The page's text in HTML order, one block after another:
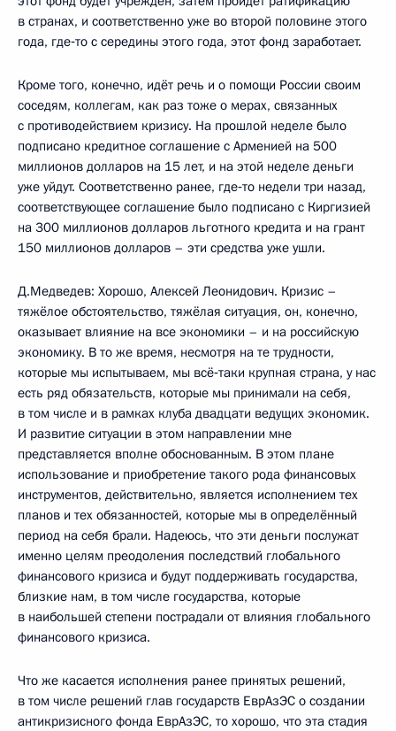
в странах, и соответственно уже во второй половине этого
года, где‑то с середины этого года, этот фонд заработает.
Кроме того, конечно, идёт речь и о помощи России своим
соседям, коллегам, как раз тоже о мерах, связанных
с противодействием кризису. На прошлой неделе было
подписано кредитное соглашение с Арменией на 500
миллионов долларов на 15 лет, и на этой неделе деньги
уже уйдут. Соответственно ранее, где‑то недели три назад,
соответствующее соглашение было подписано с Киргизией
на 300 миллионов долларов льготного кредита и на грант
150 миллионов долларов – эти средства уже ушли.
Д.Медведев: Хорошо, Алексей Леонидович. Кризис –
тяжёлое обстоятельство, тяжёлая ситуация, он, конечно,
оказывает влияние на все экономики – и на российскую
экономику. В то же время, несмотря на те трудности,
которые мы испытываем, мы всё‑таки крупная страна, у нас
есть ряд обязательств, которые мы принимали на себя,
в том числе и в рамках клуба двадцати ведущих экономик.
И развитие ситуации в этом направлении мне
представляется вполне обоснованным. В этом плане
использование и приобретение такого рода финансовых
инструментов, действительно, является исполнением тех
планов и тех обязанностей, которые мы в определённый
период на себя брали. Надеюсь, что эти деньги послужат
именно целям преодоления последствий глобального
финансового кризиса и будут поддерживать государства,
близкие нам, в том числе государства, которые
в наибольшей степени пострадали от влияния глобального
финансового кризиса.
Что же касается исполнения ранее принятых решений,
в том числе решений глав государств ЕврАзЭС о создании
антикризисного фонда ЕврАзЭС, то хорошо, что эта стадия